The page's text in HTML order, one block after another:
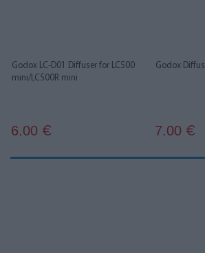
Godox LC-D01 Diffuser for LC500
mini/LC500R mini
6.00 €
Godox
7.00 €